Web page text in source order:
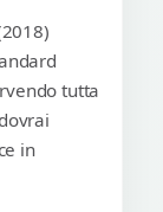
tutta
in